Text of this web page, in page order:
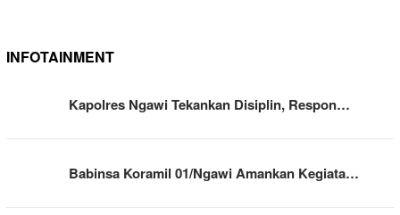
INFOTAINMENT
Kapolres Ngawi Tekankan Disiplin, Respon…
Babinsa Koramil 01/Ngawi Amankan Kegiata…